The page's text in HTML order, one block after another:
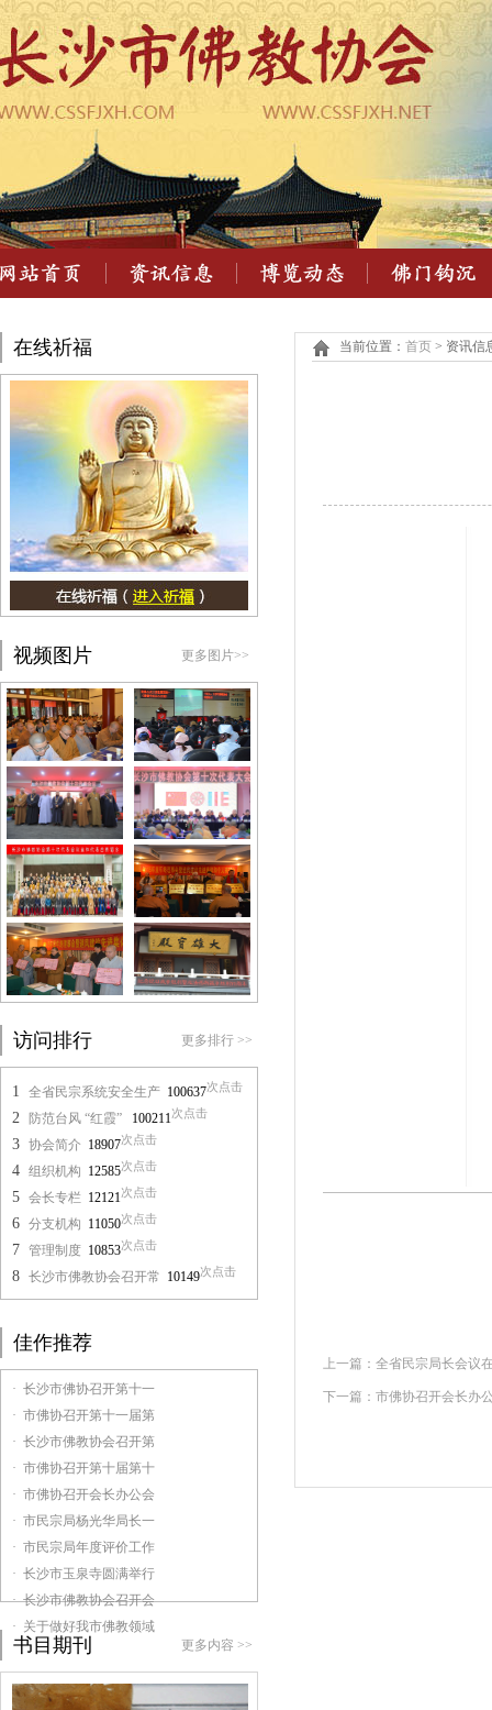
在线祈福
视频图片 更多图片>>
访问排行 更多排行 >>
1 全省民宗系统安全生产 100637次点击
2 防范台风 “红霞” 100211次点击
3 协会简介 18907次点击
4 组织机构 12585次点击
5 会长专栏 12121次点击
6 分支机构 11050次点击
7 管理制度 10853次点击
8 长沙市佛教协会召开常 10149次点击
佳作推荐
· 长沙市佛协召开第十一
· 市佛协召开第十一届第
· 长沙市佛教协会召开第
· 市佛协召开第十届第十
· 市佛协召开会长办公会
· 市民宗局杨光华局长一
· 市民宗局年度评价工作
· 长沙市玉泉寺圆满举行
· 长沙市佛教协会召开会
· 关于做好我市佛教领域
书目期刊 更多内容 >>
当前位置： 首页 > 资讯信
上一篇： 全省民宗局长会议
下一篇： 市佛协召开会长办